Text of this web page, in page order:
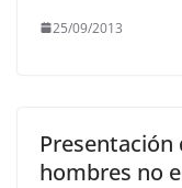
25/09/2013
Presentación
hombres no